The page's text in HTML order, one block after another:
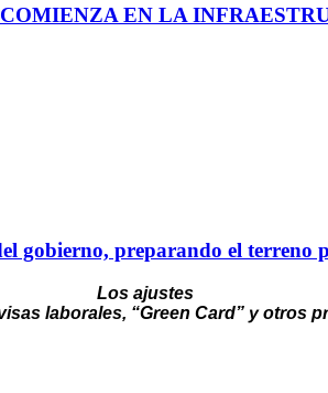
EN LA
gobierno, preparando el terreno
Los ajustes
laborales, “Green Card” y otros